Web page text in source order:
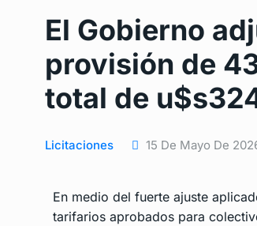
El Gobierno
provisión de
total de
Licitaciones 15 De Mayo De
En medio del fuerte ajuste
tarifarios aprobados para